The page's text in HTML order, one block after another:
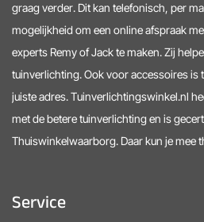
graag verder. Dit kan telefonisch, per
mogelijkheid om een online afspraak
experts Remy of Jack te maken. Zij
tuinverlichting. Ook voor accessoires
juiste adres. Tuinverlichtingswinkel.nl
met de betere tuinverlichting en is
Thuiswinkelwaarborg. Daar kun je mee
Service